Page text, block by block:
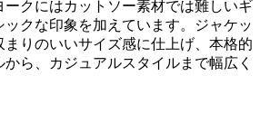
クにはカットソー素材では難しいギ
ックな印象を加えています。ジャケッ
まりのいいサイズ感に仕上げ、本格的
ら、カジュアルスタイルまで幅広く